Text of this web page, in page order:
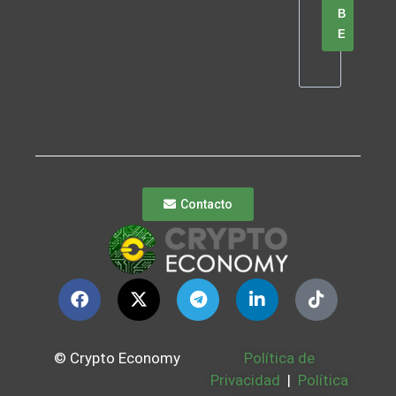
B
E
Contacto
© Crypto Economy
Política de
Privacidad | Política